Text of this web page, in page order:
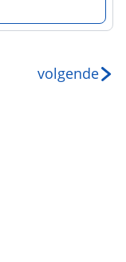
volgende